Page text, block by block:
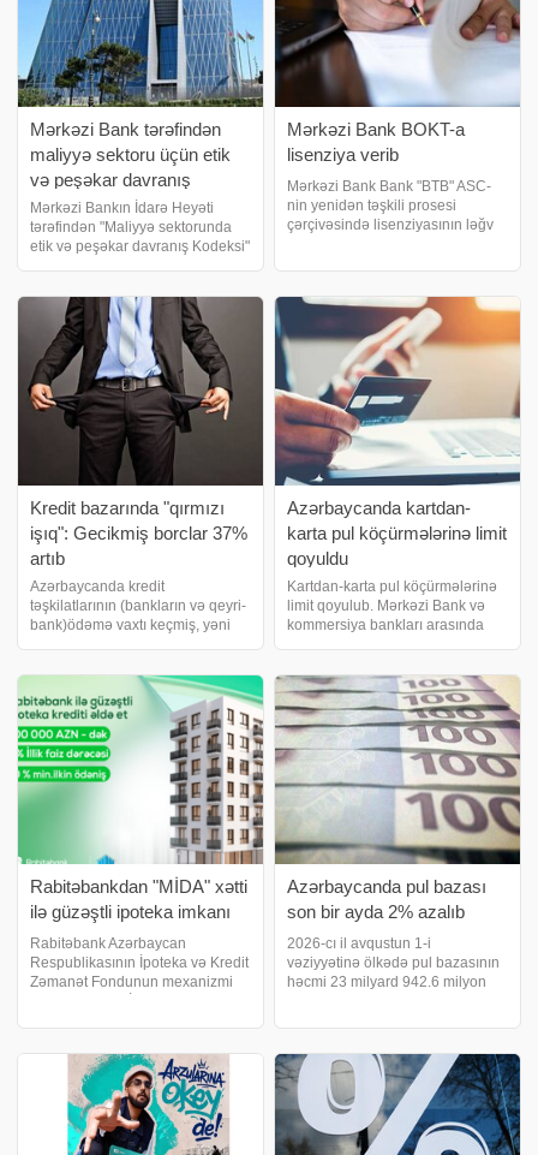
Mərkəzi Bank tərəfindən
maliyyə sektoru üçün etik
və peşəkar davranış
kodeksi təsdiqlənib
Mərkəzi Bankın İdarə Heyəti
tərəfindən "Maliyyə sektorunda
etik və peşəkar davranış Kodeksi"
çalışan bütün peşəkarlar üçün
vahid davranış çərçivəs
Mərkəzi Bank BOKT-a
lisenziya verib
Mərkəzi Bank Bank "BTB" ASC-
nin yenidən təşkili prosesi
çərçivəsində lisenziyasının ləğv
lisenziya verilməsi il
Kredit bazarında "qırmızı
işıq": Gecikmiş borclar 37%
artıb
Azərbaycanda kredit
təşkilatlarının (bankların və qeyri-
bank)ödəmə vaxtı keçmiş, yəni
300 min manata çatıb. Marja
Azərbaycan Mərkəzi Bankının
statistikasın
Azərbaycanda kartdan-
karta pul köçürmələrinə limit
qoyuldu
Kartdan-karta pul köçürmələrinə
limit qoyulub. Mərkəzi Bank və
kommersiya bankları arasında
limitlər tətbiq edilib. Məhdudiyyət
həm kartdan-karta köçürülən
vəsaitləri
Rabitəbankdan "MİDA" xətti
ilə güzəştli ipoteka imkanı
Rabitəbank Azərbaycan
Respublikasının İpoteka və Kredit
Zəmanət Fondunun mexanizmi
hüququna malik vətəndaşlar
banka yaxınlaşmada
​Azərbaycanda pul bazası
son bir ayda 2% azalıb
2026-cı il avqustun 1-i
vəziyyətinə ölkədə pul bazasının
həcmi 23 milyard 942.6 milyon
ayı ilə müqayisədə pul bazasında
1.8%-li